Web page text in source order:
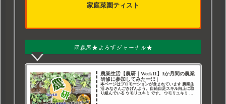
家庭菜園ティスト
雨森屋★よろずジャーナル★
農業生活【農研｜Week11】3か月間の農業
研修に参加してみたー!!! |
本ページはプロモーションが含まれています 農業生
活 みなさんごきげんよう。自給自足スキル向上に取
り組んでいる ウモリユキミ です。 ウモリユキミ こ